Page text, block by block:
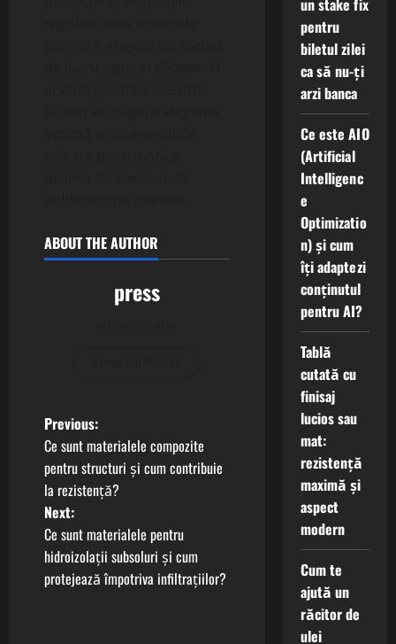
ABOUT THE AUTHOR
press
P
o
s
t
n
Previous:
Ce sunt materialele compozite
pentru structuri și cum contribuie
la rezistență?
Next:
Ce sunt materialele pentru
hidroizolații subsoluri și cum
protejează împotriva infiltrațiilor?
un stake fix
pentru
biletul zilei
ca să nu-ți
arzi banca
Ce este AIO
(Artificial
Intelligenc
e
Optimizatio
n) și cum
îți adaptezi
conținutul
pentru AI?
Tablă
cutată cu
finisaj
lucios sau
mat:
rezistență
maximă și
aspect
modern
Cum te
ajută un
răcitor de
ulei